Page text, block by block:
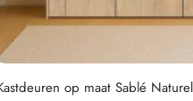
op maat Sablé